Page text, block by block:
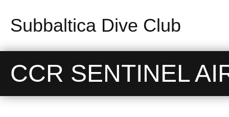
Subbaltica Dive Club
CCR SENTINEL